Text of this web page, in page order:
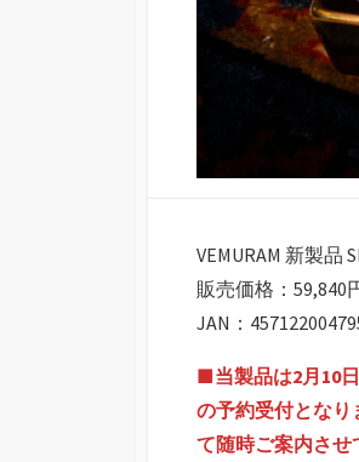
VEMURAM 新製品
販売価格：59,840
JAN：
■当製品は2月10
の予約受付とな
て随時ご案内さ